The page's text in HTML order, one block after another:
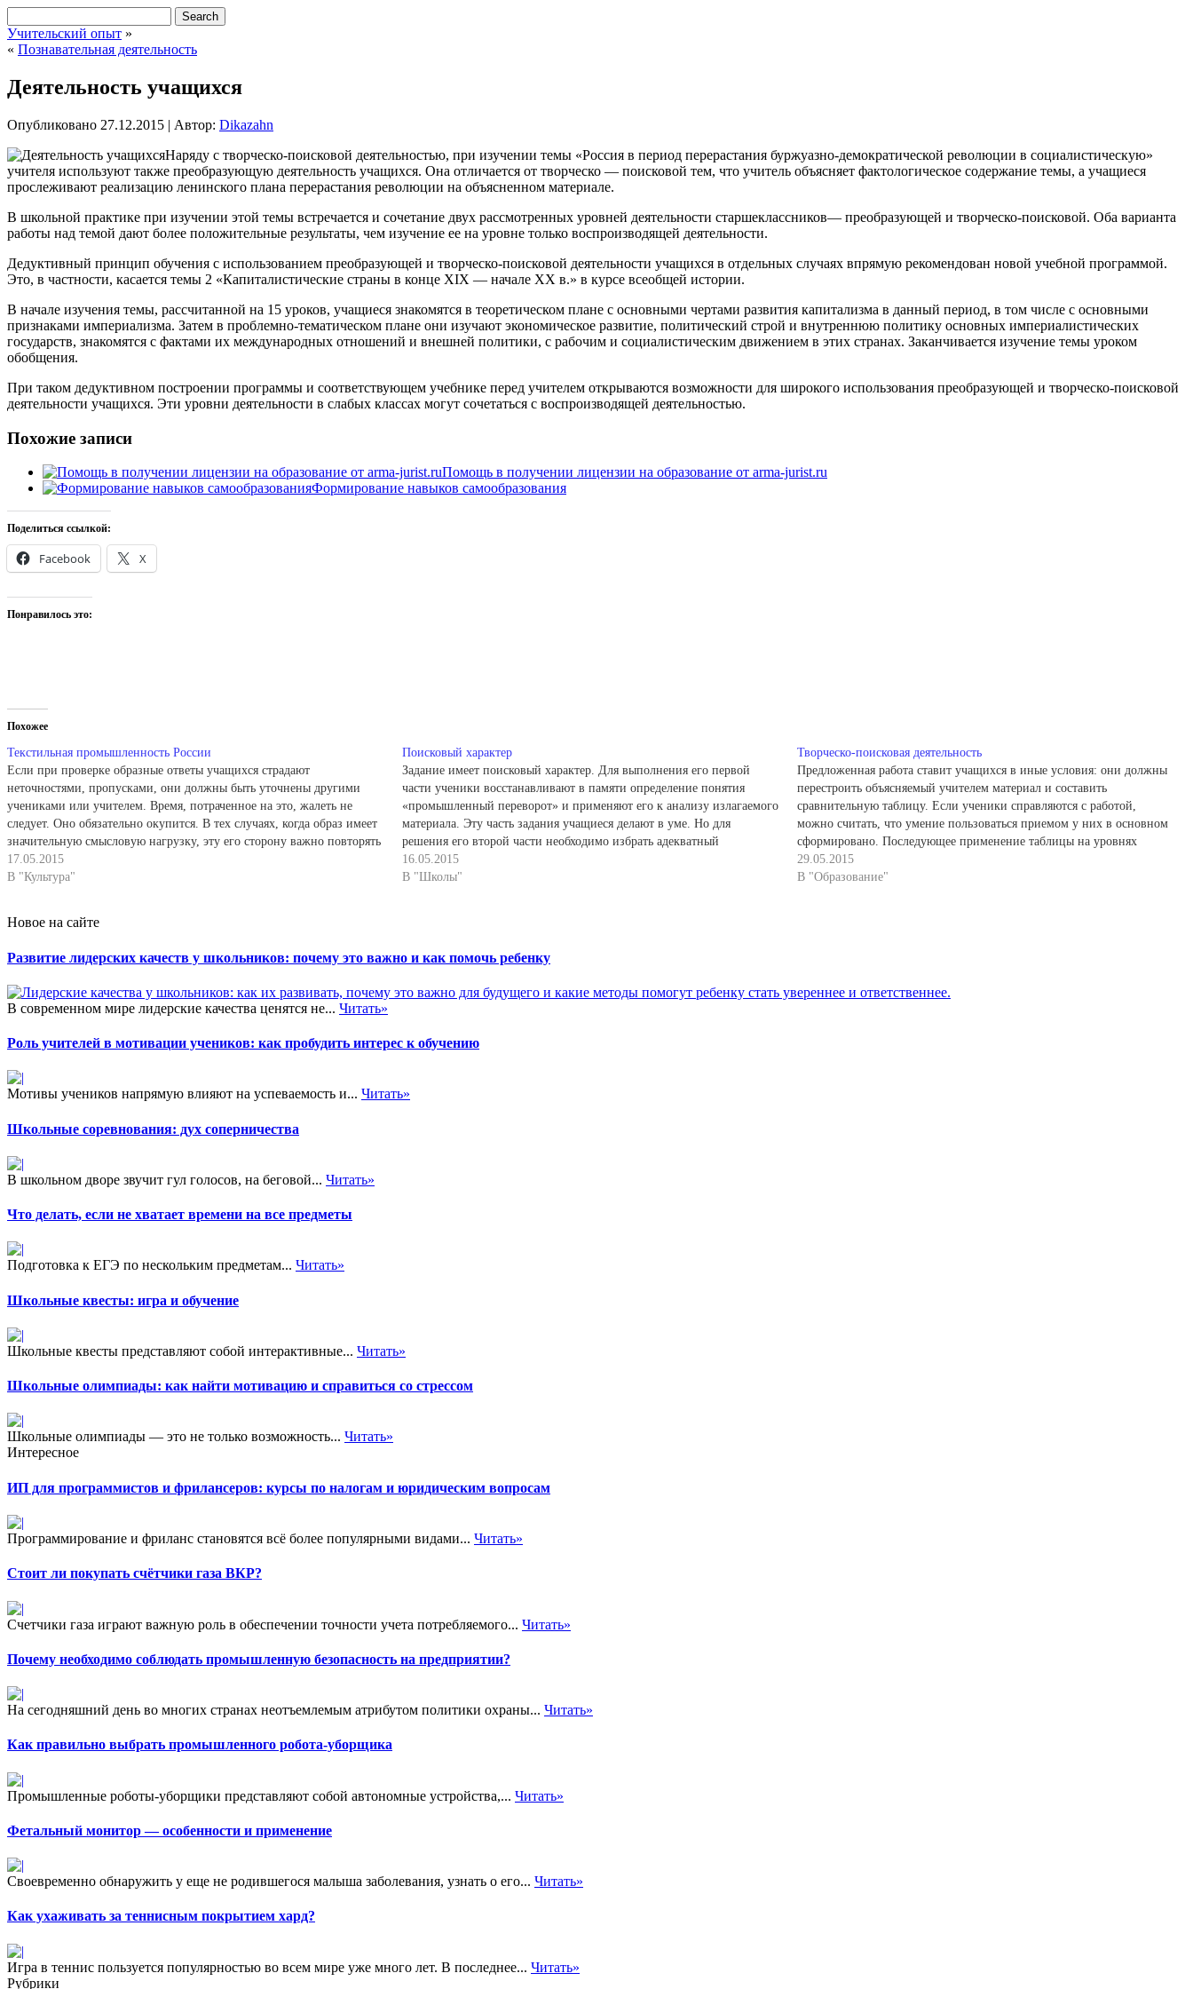
Учительский опыт »
« Познавательная деятельность
Деятельность учащихся
Опубликовано 27.12.2015 | Автор: Dikazahn
Наряду с творческо-поисковой деятельностью, при изучении темы «Россия в период перерастания буржуазно-демократической революции в социалистическую»
учителя используют также преобразующую деятельность учащихся. Она отличается от творческо — поисковой тем, что учитель объясняет фактологическое содержание темы, а учащиеся
прослеживают реализацию ленинского плана перерастания революции на объясненном материале.
В школьной практике при изучении этой темы встречается и сочетание двух рассмотренных уровней деятельности старшеклассников— преобразующей и творческо-поисковой. Оба варианта
работы над темой дают более положительные результаты, чем изучение ее на уровне только воспроизводящей деятельности.
Дедуктивный принцип обучения с использованием преобразующей и творческо-поисковой деятельности учащихся в отдельных случаях впрямую рекомендован новой учебной программой.
Это, в частности, касается темы 2 «Капиталистические страны в конце XIX — начале XX в.» в курсе всеобщей истории.
В начале изучения темы, рассчитанной на 15 уроков, учащиеся знакомятся в теоретическом плане с основными чертами развития капитализма в данный период, в том числе с основными
признаками империализма. Затем в проблемно-тематическом плане они изучают экономическое развитие, политический строй и внутреннюю политику основных империалистических
государств, знакомятся с фактами их международных отношений и внешней политики, с рабочим и социалистическим движением в этих странах. Заканчивается изучение темы уроком
обобщения.
При таком дедуктивном построении программы и соответствующем учебнике перед учителем открываются возможности для широкого использования преобразующей и творческо-поисковой
деятельности учащихся. Эти уровни деятельности в слабых классах могут сочетаться с воспроизводящей деятельностью.
Похожие записи
Помощь в получении лицензии на образование от arma-jurist.ru
Формирование навыков самообразования
Поделиться ссылкой:
Facebook X
Понравилось это:
Похожее
Текстильная промышленность России
Если при проверке образные ответы учащихся страдают
неточностями, пропусками, они должны быть уточнены другими
учениками или учителем. Время, потраченное на это, жалеть не
следует. Оно обязательно окупится. В тех случаях, когда образ имеет
значительную смысловую нагрузку, эту его сторону важно повторять
уже в ходе закрепления знаний и умений. Так, после…
17.05.2015
В "Культура"
Поисковый характер
Задание имеет поисковый характер. Для выполнения его первой
части ученики восстанавливают в памяти определение понятия
«промышленный переворот» и применяют его к анализу излагаемого
материала. Эту часть задания учащиеся делают в уме. Но для
решения его второй части необходимо избрать адекватный
письменный или письменно-графический прием. Сильные ученики
самостоятельно избирают составление конкретизирующей…
16.05.2015
В "Школы"
Творческо-поисковая деятельность
Предложенная работа ставит учащихся в иные условия: они должны
перестроить объясняемый учителем материал и составить
сравнительную таблицу. Если ученики справляются с работой,
можно считать, что умение пользоваться приемом у них в основном
сформировано. Последующее применение таблицы на уровнях
преобразующей и творческо-поисковой деятельности закрепит
умение, сделает его устойчивым. С чего начинает…
29.05.2015
В "Образование"
Новое на сайте
Развитие лидерских качеств у школьников: почему это важно и как помочь ребенку
В современном мире лидерские качества ценятся не... Читать»
Роль учителей в мотивации учеников: как пробудить интерес к обучению
Мотивы учеников напрямую влияют на успеваемость и... Читать»
Школьные соревнования: дух соперничества
В школьном дворе звучит гул голосов, на беговой... Читать»
Что делать, если не хватает времени на все предметы
Подготовка к ЕГЭ по нескольким предметам... Читать»
Школьные квесты: игра и обучение
Школьные квесты представляют собой интерактивные... Читать»
Школьные олимпиады: как найти мотивацию и справиться со стрессом
Школьные олимпиады — это не только возможность... Читать»
Интересное
ИП для программистов и фрилансеров: курсы по налогам и юридическим вопросам
Программирование и фриланс становятся всё более популярными видами... Читать»
Стоит ли покупать счётчики газа ВКР?
Счетчики газа играют важную роль в обеспечении точности учета потребляемого... Читать»
Почему необходимо соблюдать промышленную безопасность на предприятии?
На сегодняшний день во многих странах неотъемлемым атрибутом политики охраны... Читать»
Как правильно выбрать промышленного робота-уборщика
Промышленные роботы-уборщики представляют собой автономные устройства,... Читать»
Фетальный монитор — особенности и применение
Своевременно обнаружить у еще не родившегося малыша заболевания, узнать о его... Читать»
Как ухаживать за теннисным покрытием хард?
Игра в теннис пользуется популярностью во всем мире уже много лет. В последнее... Читать»
Рубрики